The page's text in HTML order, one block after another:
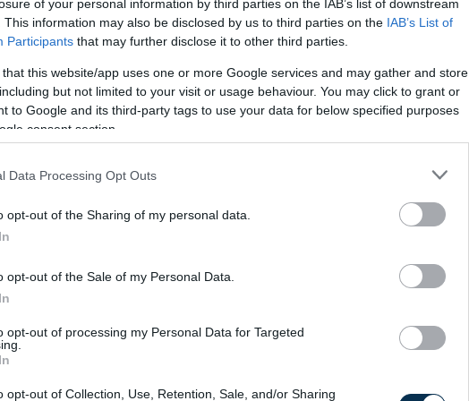
of your personal information by third parties on the IAB’s list of downstream
This information may also be disclosed by us to third parties on the IAB’s List of
Participants that may further disclose it to other third parties.
that this website/app uses one or more Google services and may gather and store
but not limited to your visit or usage behaviour. You may click to grant or
to Google and its third-party tags to use your data for below specified purposes
consent section.
Data Processing Opt Outs
opt-out of the Sharing of my personal data.
opt-out of the Sale of my Personal Data.
opt-out of processing my Personal Data for Targeted
opt-out of Collection, Use, Retention, Sale, and/or Sharing
amit adtál nékünk, ÁMEN!
kattints ide!
Of...